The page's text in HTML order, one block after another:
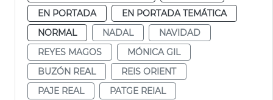
EN PORTADA
EN PORTADA TEMÁTICA
NORMAL
NADAL
NAVIDAD
REYES MAGOS
MÓNICA GIL
BUZÓN REAL
REIS ORIENT
PAJE REAL
PATGE REIAL